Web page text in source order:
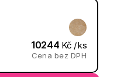
10244 Kč / ks
Cena bez DPH